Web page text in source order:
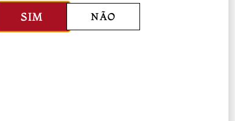
SIM NÃO